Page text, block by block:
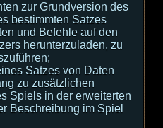
zur Grundversion des
bestimmten Satzes
und Befehle auf den
herunterzuladen, zu
Satzes von Daten
zu zusätzlichen
Spiels in der erweiterten
Beschreibung im Spiel